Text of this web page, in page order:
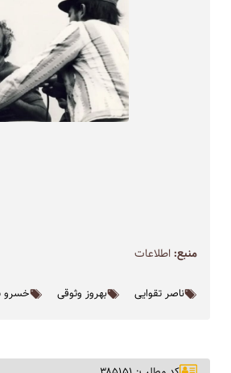
منبع:اطلاعات
ناصر تقوایی بهروز وثوقی خسرو